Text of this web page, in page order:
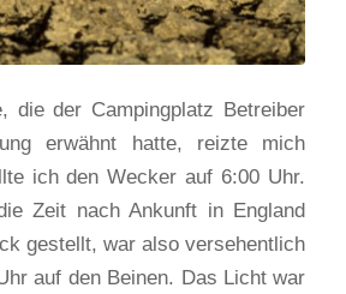
die der Campingplatz Betreiber
erwähnt hatte, reizte mich
ich den Wecker auf 6:00 Uhr.
Zeit nach Ankunft in England
gestellt, war also versehentlich
auf den Beinen. Das Licht war